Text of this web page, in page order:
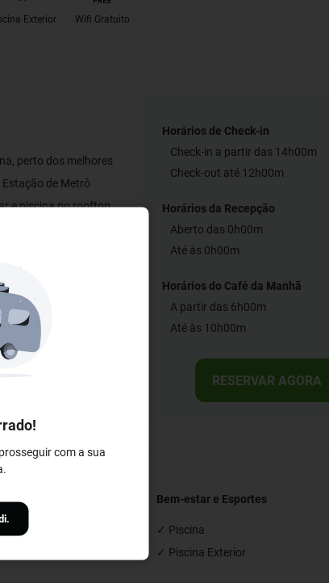
com a sua
Exterior Wifi Gratuito
perto dos melhores
de Metrô
e piscina no rooftop
Prezados clientes e
Outubro de 2024 e
Horários de Check-in
Check-in a partir das 14h00m
Check-out até 12h00m
Horários da Recepção
Aberto das 0h00m
Até às 0h00m
Horários do Café da Manhã
A partir das 6h00m
Até às 10h00m
RESERVAR AGORA
Bem-estar e Esportes
✓ Piscina
✓ Piscina Exterior